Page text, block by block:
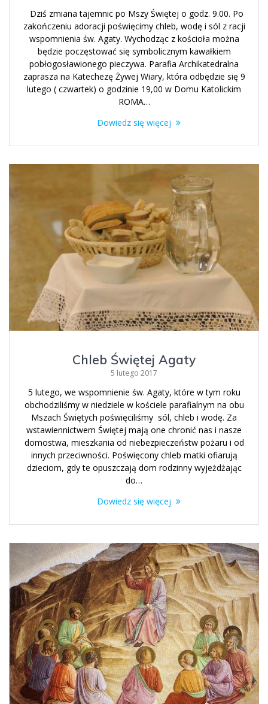
Dziś zmiana tajemnic po Mszy Świętej o godz. 9.00. Po
zakończeniu adoracji poświęcimy chleb, wodę i sól z racji
wspomnienia św. Agaty. Wychodząc z kościoła można
będzie poczęstować się symbolicznym kawałkiem
pobłogosławionego pieczywa. Parafia Archikatedralna
zaprasza na Katechezę Żywej Wiary, która odbędzie się 9
lutego ( czwartek) o godzinie 19,00 w Domu Katolickim
ROMA…
Dowiedz się więcej
Chleb Świętej Agaty
5 lutego 2017
5 lutego, we wspomnienie św. Agaty, które w tym roku
obchodziliśmy w niedziele w kościele parafialnym na obu
Mszach Świętych poświęciliśmy sól, chleb i wodę. Za
wstawiennictwem Świętej mają one chronić nas i nasze
domostwa, mieszkania od niebezpieczeństw pożaru i od
innych przeciwności. Poświęcony chleb matki ofiarują
dzieciom, gdy te opuszczają dom rodzinny wyjeżdżając
do…
Dowiedz się więcej